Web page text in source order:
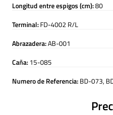
Longitud entre espigos (cm):80
Terminal:FD-4002 R/L
Abrazadera:AB-001
Caña:15-085
Numero de Referencia:BD-073,